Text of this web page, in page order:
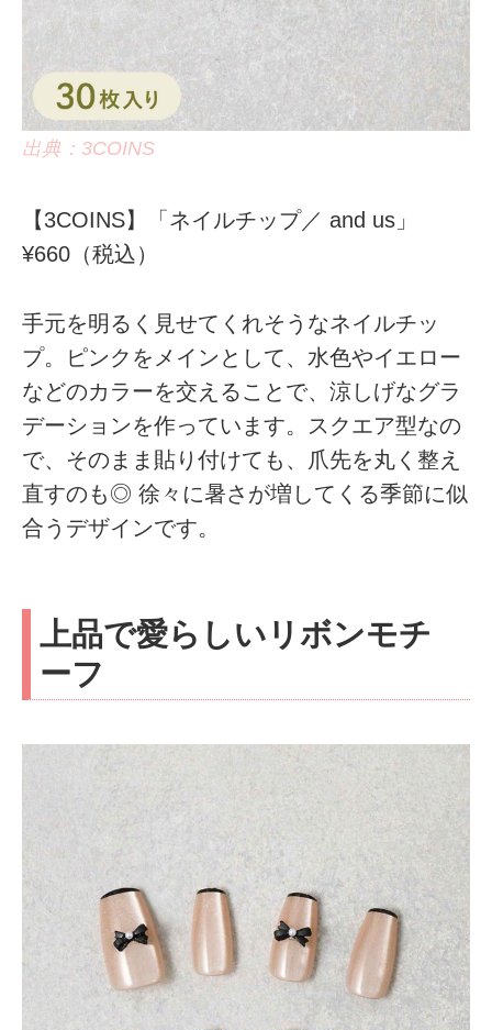
出典：3COINS
【3COINS】「ネイルチップ／ and us」
¥660（税込）
手元を明るく見せてくれそうなネイルチッ
プ。ピンクをメインとして、水色やイエロー
などのカラーを交えることで、涼しげなグラ
デーションを作っています。スクエア型なの
で、そのまま貼り付けても、爪先を丸く整え
直すのも◎ 徐々に暑さが増してくる季節に似
合うデザインです。
上品で愛らしいリボンモチ
ーフ